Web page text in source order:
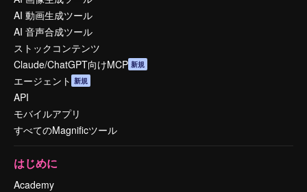
AI 動画生成ツール
AI 音声合成ツール
ストックコンテンツ
Claude/ChatGPT向けMCP 新規
エージェント 新規
API
モバイルアプリ
すべてのMagnificツール
はじめに
Academy